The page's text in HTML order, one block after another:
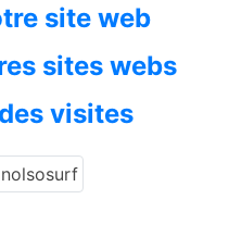
site web
sites webs
visites